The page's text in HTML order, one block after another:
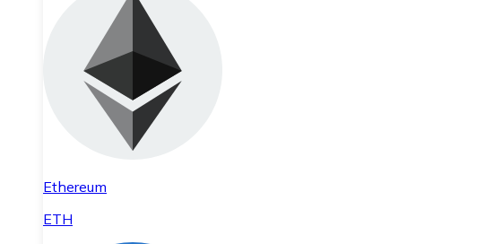
Ethereum
ETH